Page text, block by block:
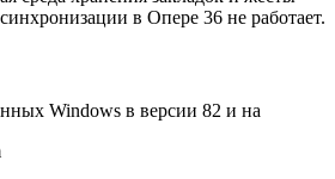
в Опере 36 не работает.
Windows в версии 82 и на